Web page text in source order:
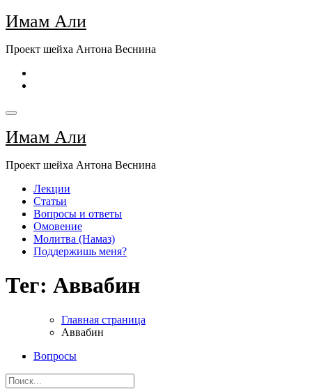
Перейти
к
Имам Али
Проект шейха Антона Веснина
Имам Али
Проект шейха Антона Веснина
Лекции
Статьи
Вопросы и ответы
Омовение
Молитва (Намаз)
Поддержишь меня?
Тег: Аввабин
Главная страница
Аввабин
Вопросы